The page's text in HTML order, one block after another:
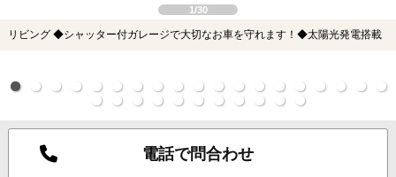
1/30
リビング ◆シャッター付ガレージで大切なお車を守れます！◆太陽光発電搭載
電話で問合わせ